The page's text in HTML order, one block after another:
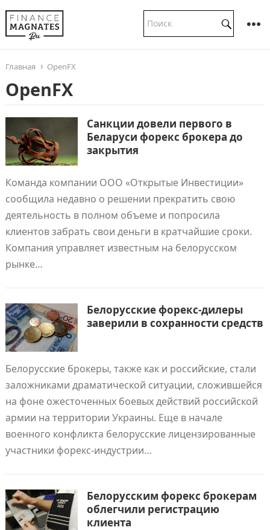
Главная OpenFX
OpenFX
Санкции довели первого в
Беларуси форекс брокера до
закрытия
Команда компании ООО «Открытые Инвестиции»
сообщила недавно о решении прекратить свою
деятельность в полном объеме и попросила
клиентов забрать свои деньги в кратчайшие сроки.
Компания управляет известным на белорусском
рынке…
Белорусские форекс-дилеры
заверили в сохранности средств
Белорусские брокеры, также как и российские, стали
заложниками драматической ситуации, сложившейся
на фоне ожесточенных боевых действий российской
армии на территории Украины. Еще в начале
военного конфликта белорусские лицензированные
участники форекс-индустрии…
Белорусским форекс брокерам
облегчили регистрацию
клиента